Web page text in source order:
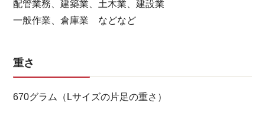
配管業務、建築業、土木業、建設業
一般作業、倉庫業 などなど
重さ
670グラム（Lサイズの片足の重さ）